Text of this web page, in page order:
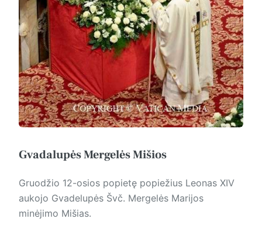
Gvadalupės Mergelės Mišios
Gruodžio 12-osios popietę popiežius Leonas XIV
aukojo Gvadelupės Švč. Mergelės Marijos
minėjimo Mišias.